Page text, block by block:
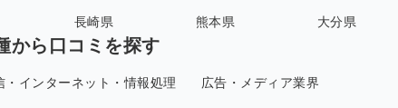
長崎県 熊本県 大分県
から口コミを探す
・インターネット・情報処理 広告・メディア業界